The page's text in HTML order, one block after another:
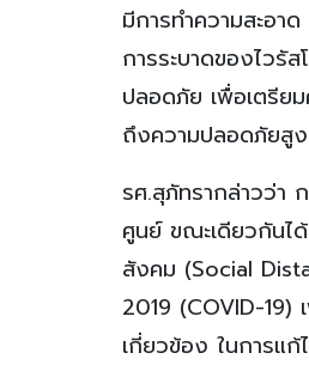
มีการทำความสะอา
การระบาดของไวรั
ปลอดภัย เพื่อเตรีย
ถึงความปลอดภัยสู
รศ.สุภัทรากล่าวว่า
ศูนย์ ขณะเดียวกันไ
สังคม (Social
2019 (COVID-19)
เกี่ยวข้อง ในการแก้